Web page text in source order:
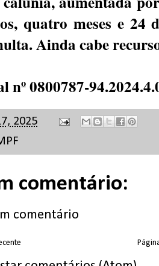
quatro meses e 24
Ainda cabe
nº 0800787-
2025
comentário:
comentário